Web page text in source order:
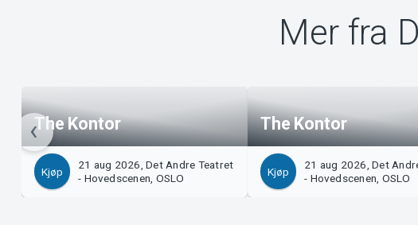
Mer fra
The Kontor
Kjøp
21 aug 2026, Det Andre Teatret
- Hovedscenen, OSLO
The Kontor
Kjøp
21 aug 2026, Det
- Hovedscenen, OSLO